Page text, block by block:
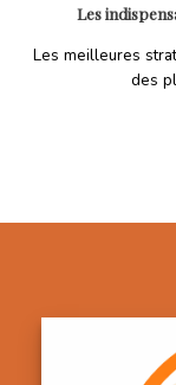
Les
Les meilleures
des